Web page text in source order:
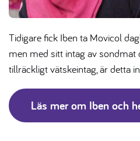
Tidigare fick Iben ta Movicol
men med sitt intag av sondmat
tillräckligt vätskeintag, är detta
Läs mer om Iben och